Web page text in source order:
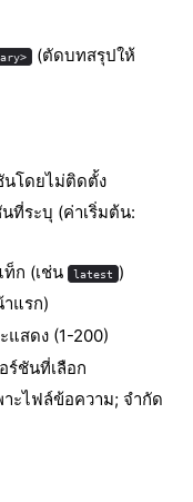
(ตัดบทสรุปให้
นโดยไม่ติดตั้ง
ที่ระบุ (ค่าเริ่มต้น:
ท็ก (เช่น latest )
แรก)
แสดง (1-200)
ร์ชันที่เลือก
ะไฟล์ข้อความ; จำกัด